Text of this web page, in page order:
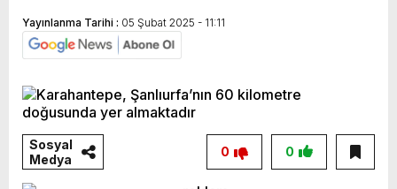
Yayınlanma Tarihi : 05 Şubat 2025 - 11:11
Sosyal
Medya
0
0